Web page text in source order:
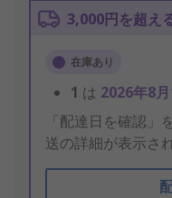
3,000円を超え
在庫あり
1 は 2026年8
「配達日を確認
送の詳細が表示さ